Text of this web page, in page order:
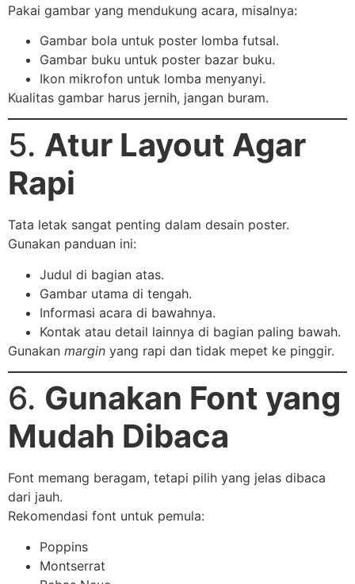
Pakai gambar yang mendukung acara, misalnya:
Gambar bola untuk poster lomba futsal.
Gambar buku untuk poster bazar buku.
Ikon mikrofon untuk lomba menyanyi.
Kualitas gambar harus jernih, jangan buram.
5. Atur Layout Agar
Rapi
Tata letak sangat penting dalam desain poster.
Gunakan panduan ini:
Judul di bagian atas.
Gambar utama di tengah.
Informasi acara di bawahnya.
Kontak atau detail lainnya di bagian paling bawah.
Gunakan margin yang rapi dan tidak mepet ke pinggir.
6. Gunakan Font yang
Mudah Dibaca
Font memang beragam, tetapi pilih yang jelas dibaca
dari jauh.
Rekomendasi font untuk pemula:
Poppins
Montserrat